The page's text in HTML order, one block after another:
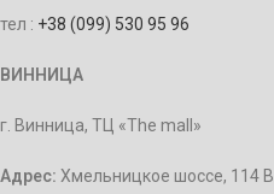
тел : +38 (099) 530 95 96
ВИННИЦА
г. Винница, ТЦ «The mall»
Адрес: Хмельницкое шоссе, 114 В